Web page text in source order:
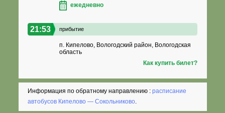
ежедневно
21:53 прибытие
п. Кипелово, Вологодский район, Вологодская
область
Как купить билет?
Информация по обратному направлению :расписание
автобусов Кипелово — Сокольниково.